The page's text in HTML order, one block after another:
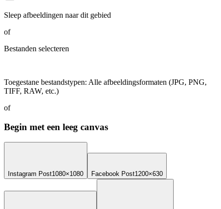
Sleep afbeeldingen naar dit gebied
of
Bestanden selecteren
Toegestane bestandstypen: Alle afbeeldingsformaten (JPG, PNG,
TIFF, RAW, etc.)
of
Begin met een leeg canvas
Instagram Post1080×1080 Facebook Post1200×630